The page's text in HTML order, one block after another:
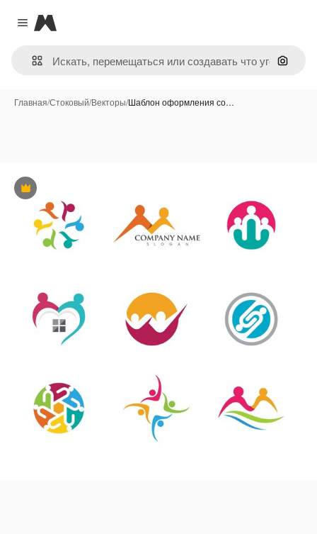
Close menu
Magnific
Поиск
Главная/Стоковый/Векторы/Шаблон оформления со…
Премиум